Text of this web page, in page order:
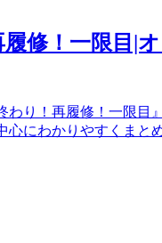
修！一限目|
り！再履修！一限目
心にわかりやすくまと